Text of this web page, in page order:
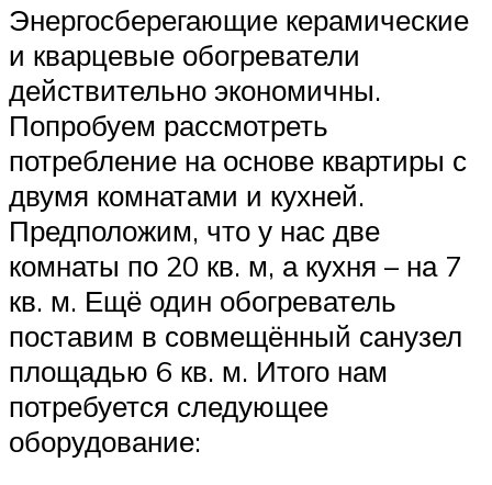
Энергосберегающие керамические
и кварцевые обогреватели
действительно экономичны.
Попробуем рассмотреть
потребление на основе квартиры с
двумя комнатами и кухней.
Предположим, что у нас две
комнаты по 20 кв. м, а кухня – на 7
кв. м. Ещё один обогреватель
поставим в совмещённый санузел
площадью 6 кв. м. Итого нам
потребуется следующее
оборудование: